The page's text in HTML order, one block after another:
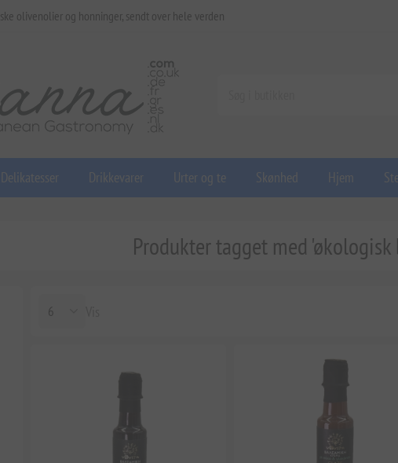
olivenolier og honninger, sendt over hele verden
Delikatesser Drikkevarer Urter og te Skønhed Hjem
Produkter tagget med